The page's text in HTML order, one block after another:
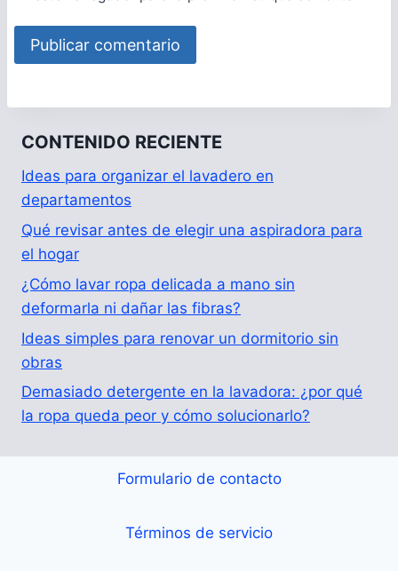
CONTENIDO RECIENTE
Ideas para organizar el lavadero en
departamentos
Qué revisar antes de elegir una aspiradora para
el hogar
¿Cómo lavar ropa delicada a mano sin
deformarla ni dañar las fibras?
Ideas simples para renovar un dormitorio sin
obras
Demasiado detergente en la lavadora: ¿por qué
la ropa queda peor y cómo solucionarlo?
Formulario de contacto
Términos de servicio